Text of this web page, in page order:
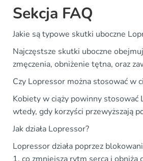
Sekcja FAQ
Jakie są typowe skutki uboczne
Najczęstsze skutki uboczne
zmęczenia, obniżenie tętna, oraz
Czy Lopressor można stosować w
Kobiety w ciąży powinny stosować
wtedy, gdy korzyści przewyższają
Jak działa Lopressor?
Lopressor działa poprzez
1, co zmniejsza rytm serca i obniża